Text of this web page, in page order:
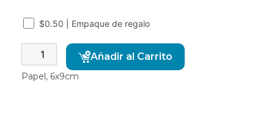
$0.50 | Empaque de regalo
Añadir al Carrito
Papel, 6x9cm